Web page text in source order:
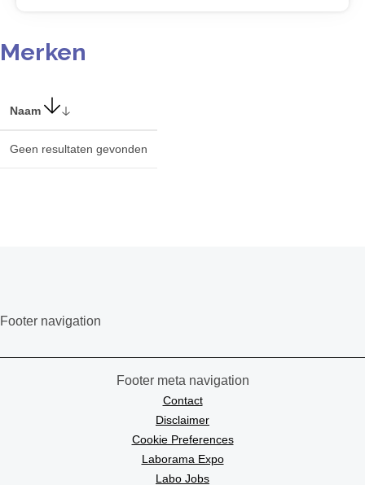
Merken
Naam
Geen resultaten gevonden
Footer navigation
Footer meta navigation
Contact
Disclaimer
Cookie Preferences
Laborama Expo
Labo Jobs